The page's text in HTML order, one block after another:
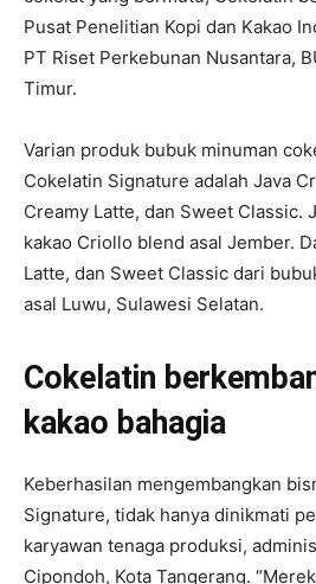
Pusat Penelitian Kopi dan Kakao
PT Riset Perkebunan Nusantara,
Timur.
Varian produk bubuk minuman
Cokelatin Signature adalah Java
Creamy Latte, dan Sweet Classic.
kakao Criollo blend asal Jember.
Latte, dan Sweet Classic dari
asal Luwu, Sulawesi Selatan.
Cokelatin
kakao bahagia
Keberhasilan mengembangkan
Signature, tidak hanya dinikmati
karyawan tenaga produksi,
Cipondoh, Kota Tangerang.